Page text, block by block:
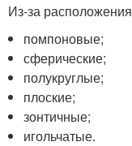
Из-за
помпоновые;
сферические;
полукруглые;
плоские;
зонтичные;
игольчатые.